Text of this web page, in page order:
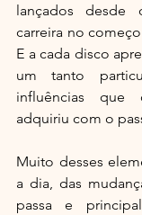
lançados
carreira no
E a cada disco
um tanto
influências que
adquiriu com o
Muito desses
a dia, das
passa e